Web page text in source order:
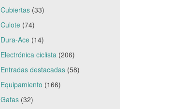
Cubiertas(33)
Culote(74)
Dura-Ace(14)
Electrónica ciclista(206)
Entradas destacadas(58)
Equipamiento (166)
Gafas(32)